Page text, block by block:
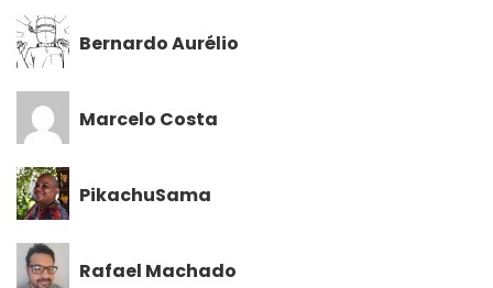
Bernardo Aurélio
Marcelo Costa
PikachuSama
Rafael Machado